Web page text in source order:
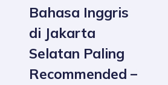
Bahasa Inggris
di Jakarta
Selatan Paling
Recommended –